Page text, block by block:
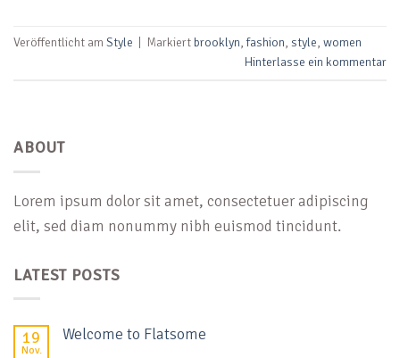
Veröffentlicht am Style Markiert brooklyn,fashion, style, women
Hinterlasse ein kommentar
ABOUT
Lorem ipsum dolor sit amet, consectetuer adipiscing
elit, sed diam nonummy nibh euismod tincidunt.
LATEST POSTS
19
Nov.
Welcome to Flatsome